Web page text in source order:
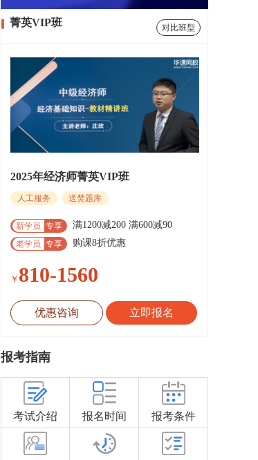
菁英VIP班 对比班型
2025年经济师菁英VIP班
人工服务 送焚题库
新学员 专享 满1200减200 满600减90
老学员 专享 购课8折优惠
￥ 810-1560
优惠咨询 立即报名
报考指南
考试介绍 报名时间 报考条件